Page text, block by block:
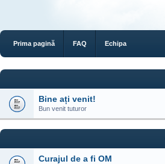
Prima pagină FAQ Echipa
Bine ați venit!
Bun venit tuturor
Curajul de a fi OM